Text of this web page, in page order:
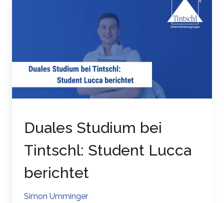
Duales Studium bei
Tintschl: Student Lucca
berichtet
Simon Umminger